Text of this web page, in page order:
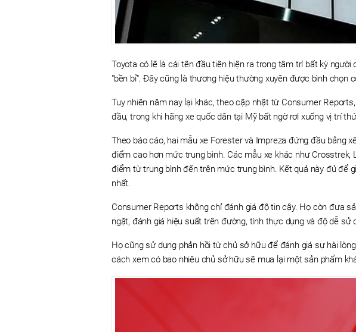
Toyota có lẽ là cái tên đầu tiên hiện ra trong tâm trí bất kỳ
"bền bỉ". Đây cũng là thương hiệu thường xuyên được bình chọn
Tuy nhiên năm nay lại khác, theo cập nhật từ Consumer
đầu, trong khi hãng xe quốc dân tại Mỹ bất ngờ rơi xuống vị trí
Theo báo cáo, hai mẫu xe Forester và Impreza đứng đầu bảng
điểm cao hơn mức trung bình. Các mẫu xe khác như Crosstrek,
điểm từ trung bình đến trên mức trung bình. Kết quả này đủ để
nhất.
Consumer Reports không chỉ đánh giá độ tin cậy. Họ còn đưa
ngặt, đánh giá hiệu suất trên đường, tính thực dụng và độ dễ sử
Họ cũng sử dụng phản hồi từ chủ sở hữu để đánh giá sự hài
cách xem có bao nhiêu chủ sở hữu sẽ mua lại một sản phẩm